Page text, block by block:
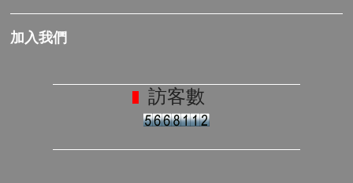
加入我們
訪客數